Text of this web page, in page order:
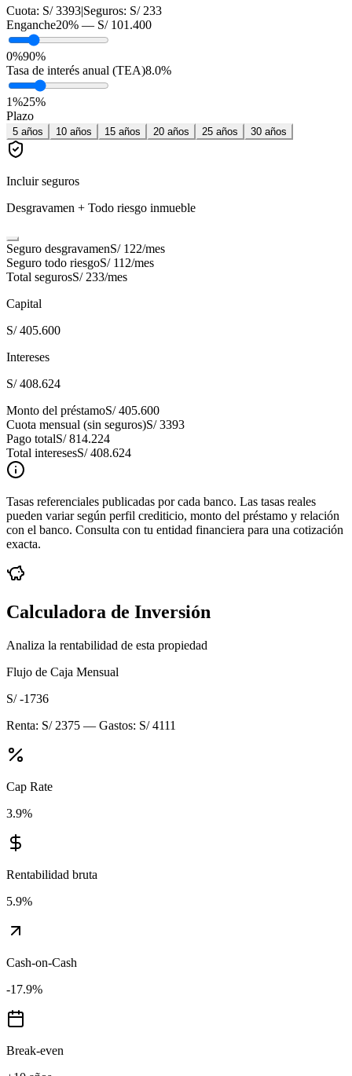
Cuota: S/ 3393|Seguros: S/ 233
Enganche20% — S/ 101.400
0%90%
Tasa de interés anual (TEA)8.0%
1%25%
Plazo
5 años 10 años 15 años 20 años 25 años 30 años
Incluir seguros
Desgravamen + Todo riesgo inmueble
Seguro desgravamenS/ 122/mes
Seguro todo riesgoS/ 112/mes
Total segurosS/ 233/mes
Capital
S/ 405.600
Intereses
S/ 408.624
Monto del préstamoS/ 405.600
Cuota mensual (sin seguros)S/ 3393
Pago totalS/ 814.224
Total interesesS/ 408.624
Tasas referenciales publicadas por cada banco. Las tasas reales
pueden variar según perfil crediticio, monto del préstamo y relación
con el banco. Consulta con tu entidad financiera para una cotización
exacta.
Calculadora de Inversión
Analiza la rentabilidad de esta propiedad
Flujo de Caja Mensual
S/ -1736
Renta: S/ 2375 — Gastos: S/ 4111
Cap Rate
3.9%
Rentabilidad bruta
5.9%
Cash-on-Cash
-17.9%
Break-even